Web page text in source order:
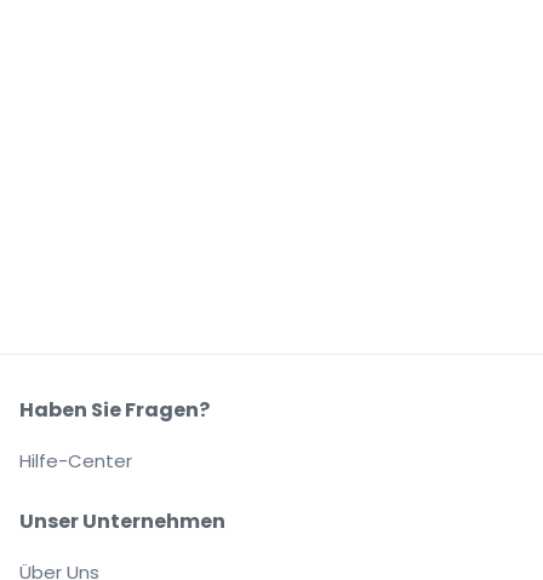
Unser Unternehmen
Über Uns
Haben Sie Fragen?
Hilfe-Center